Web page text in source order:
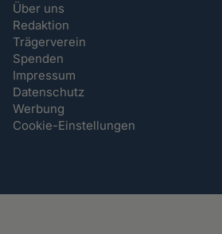
Über uns
Redaktion
Trägerverein
Spenden
Impressum
Datenschutz
Werbung
Cookie-Einstellungen